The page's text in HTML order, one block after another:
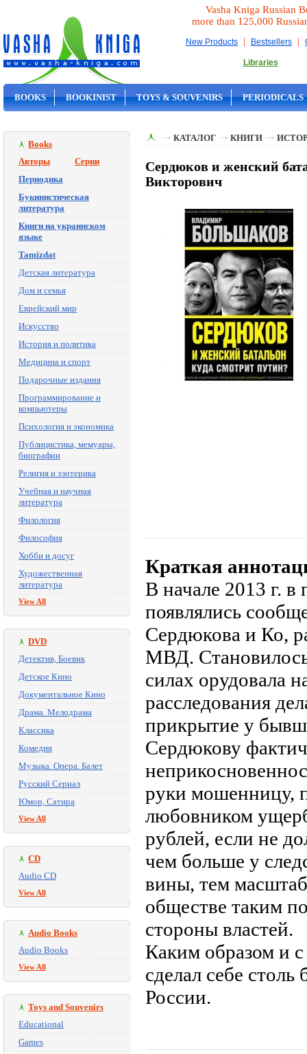
Vasha Kniga Russian
more than 125,000
New Products | Bestsellers |
Libraries
BOOKS BOOKINIST TOYS & SOUVENIRS PERIODICALS
Books
Авторы
Серии
Периодика
Букинистическая
литература
Книги на украинском
языке
Tamizdat
Детская литература
Дом и семья
Еврейский мир
Искусство
История и политика
Медицина и спорт
Подарочные издания
Программирование и
компьютеры
Психология и экономика
Публицистика, мемуары,
биографии
Религия и эзотерика
Учебная и научная
литература
Филология
Философия
Хобби и досуг
Художественная
литература
View All
DVD
Детектив, Боевик
Детское Кино
Документальное Кино
Драма. Мелодрама
Классика
Комедия
Музыка. Опера. Балет
Русский Сериал
Юмор, Сатира
View All
CD
Audio CD
View All
Audio Books
Audio Books
View All
Toys and Souvenirs
Educational
Games
КАТАЛОГ КНИГИ
Сердюков и женский
Викторович
Краткая
В начале 2013 г. в
появлялись
Сердюкова и Ко,
МВД.
силах орудовала
расследования
прикрытие у
Сердюкову
руки мошенницу,
любовником
рублей, если не
чем больше у
вины, тем
обществе таким
стороны властей.
Каким образом и
сделал себе столь
России.